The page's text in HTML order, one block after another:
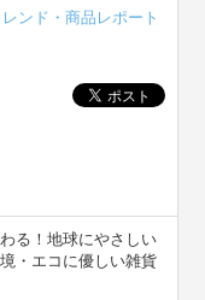
レンド・商品レポート
る！地球にやさしい
・エコに優しい雑貨